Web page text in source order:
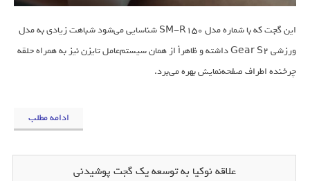
این گجت که با شماره مدل SM-R150 شناسایی می‌شود شباهت زیادی به مدل
ورزشی Gear S2 داشته و ظاهراً از همان سیستم‌عامل تایزن نیز به همراه حلقه
چرخنده اطراف صفحه‌نمایش بهره می‌برد.
ادامه مطلب
علاقه نوکیا به توسعه یک گجت پوشیدنی